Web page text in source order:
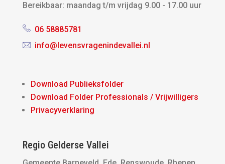
Bereikbaar: maandag t/m vrijdag 9.00 - 17.00 uur
06 58885781
info@levensvragenindevallei.nl
Download Publieksfolder
Download Folder Professionals / Vrijwilligers
Privacyverklaring
Regio Gelderse Vallei